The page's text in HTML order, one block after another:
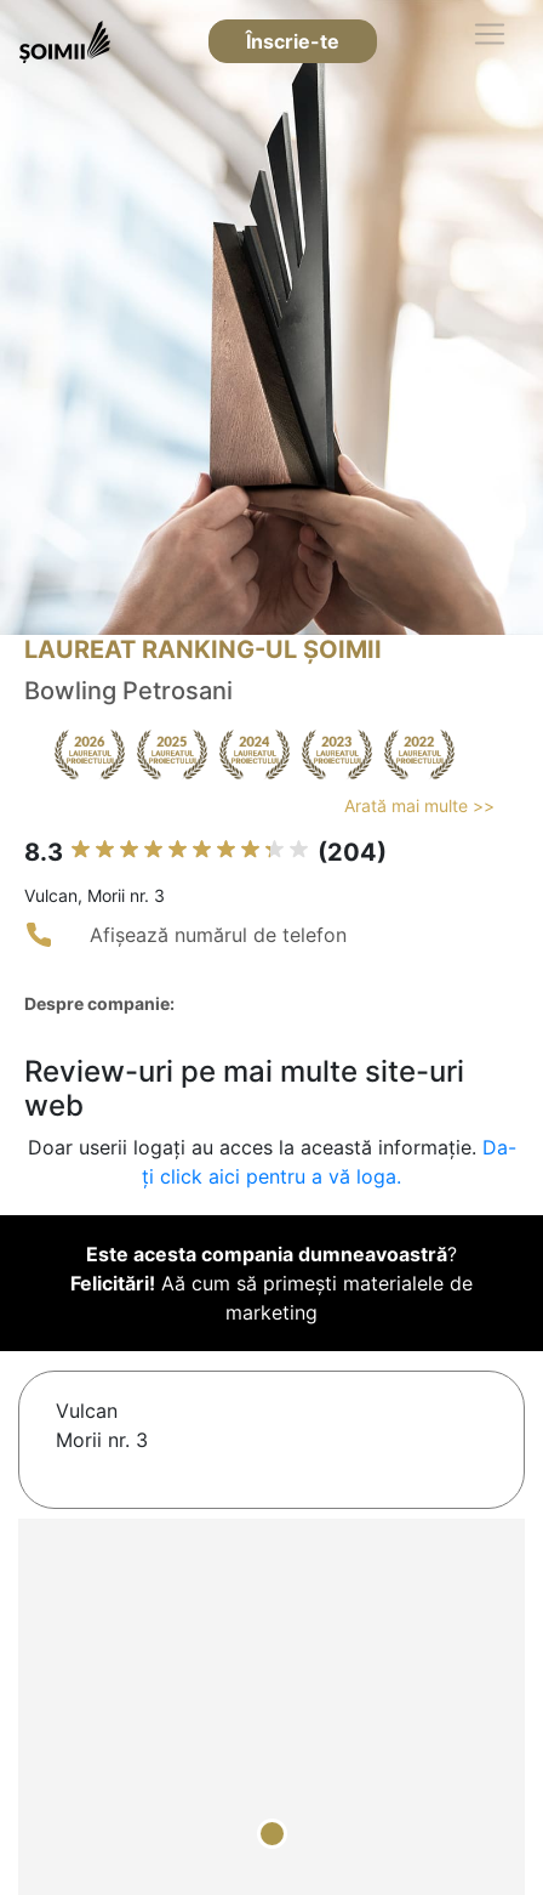
Înscrie-te
LAUREAT RANKING-UL ȘOIMII
Bowling Petrosani
Arată mai multe >>
8.3 (204)
Vulcan, Morii nr. 3
Afișează numărul de telefon
Despre companie:
Review-uri pe mai multe site-uri
web
Doar userii logați au acces la această informație. Da-
ți click aici pentru a vă loga.
Este acesta compania dumneavoastră?
Felicitări! Aă cum să primești materialele de
marketing
Vulcan
Morii nr. 3